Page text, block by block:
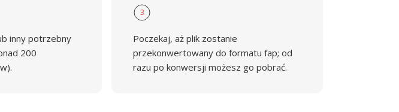
inny potrzebny
200
3
Poczekaj, aż plik zostanie
przekonwertowany do formatu fap; od
razu po konwersji możesz go pobrać.